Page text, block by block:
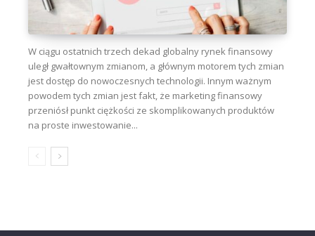
W ciągu ostatnich trzech dekad globalny rynek finansowy
uległ gwałtownym zmianom, a głównym motorem tych zmian
jest dostęp do nowoczesnych technologii. Innym ważnym
powodem tych zmian jest fakt, że marketing finansowy
przeniósł punkt ciężkości ze skomplikowanych produktów
na proste inwestowanie...